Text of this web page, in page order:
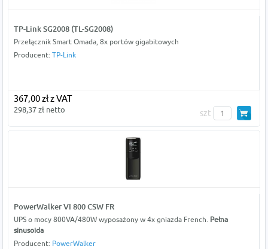
TP-Link SG2008 (TL-SG2008)
Przełącznik Smart Omada, 8x portów gigabitowych
Producent: TP-Link
367,00 zł z VAT
298,37 zł netto szt
PowerWalker VI 800 CSW FR
UPS o mocy 800VA/480W wyposażony w 4x gniazda French. Pełna
sinusoida
Producent: PowerWalker